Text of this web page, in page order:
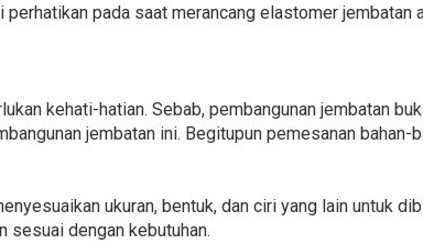
pada saat merancang elastomer jembatan
kehati-hatian. Sebab, pembangunan jembatan
jembatan ini. Begitupun pemesanan bahan-
ukuran, bentuk, dan ciri yang lain untuk
sesuai dengan kebutuhan.